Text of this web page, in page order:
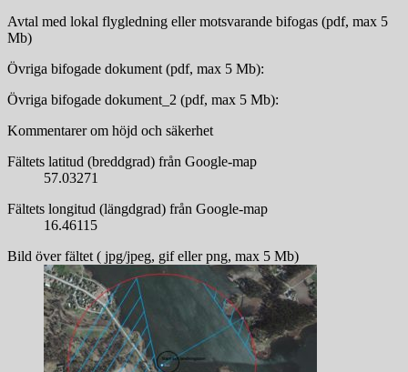
Avtal med lokal flygledning eller motsvarande bifogas (pdf, max 5
Mb)
Övriga bifogade dokument (pdf, max 5 Mb):
Övriga bifogade dokument_2 (pdf, max 5 Mb):
Kommentarer om höjd och säkerhet
Fältets latitud (breddgrad) från Google-map
57.03271
Fältets longitud (längdgrad) från Google-map
16.46115
Bild över fältet ( jpg/jpeg, gif eller png, max 5 Mb)